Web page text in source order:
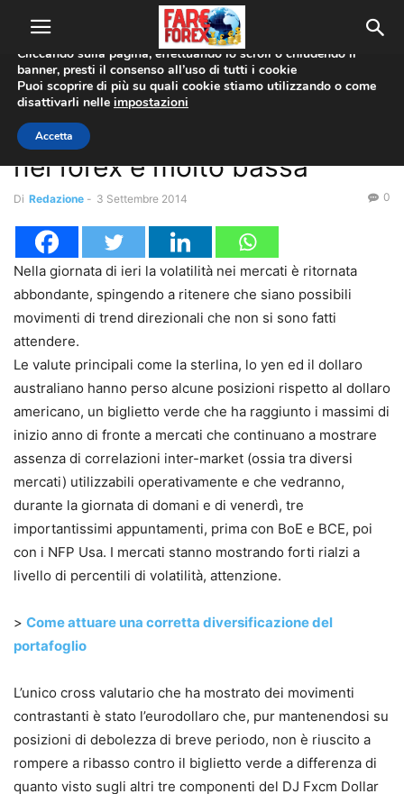
Home Forex News
Forex News
La correlazione intermarket
nel forex è molto bassa
Di Redazione - 3 Settembre 2014 0
Nella giornata di ieri la volatilità nei mercati è ritornata
abbondante, spingendo a ritenere che siano possibili
movimenti di trend direzionali che non si sono fatti
attendere.
Le valute principali come la sterlina, lo yen ed il dollaro
australiano hanno perso alcune posizioni rispetto al dollaro
americano, un biglietto verde che ha raggiunto i massimi di
inizio anno di fronte a mercati che continuano a mostrare
assenza di correlazioni inter-market (ossia tra diversi
mercati) utilizzabili operativamente e che vedranno,
durante la giornata di domani e di venerdì, tre
importantissimi appuntamenti, prima con BoE e BCE, poi
con i NFP Usa. I mercati stanno mostrando forti rialzi a
livello di percentili di volatilità, attenzione.
> Come attuare una corretta diversificazione del
portafoglio
L’unico cross valutario che ha mostrato dei movimenti
contrastanti è stato l’eurodollaro che, pur mantenendosi su
posizioni di debolezza di breve periodo, non è riuscito a
rompere a ribasso contro il biglietto verde a differenza di
quanto visto sugli altri tre componenti del DJ Fxcm Dollar
Utilizziamo i cookie per offrirti la migliore esperienza sul nostro
sito web.
Cliccando sulla pagina, effettuando lo scroll o chiudendo il
banner, presti il consenso all’uso di tutti i cookie
Puoi scoprire di più su quali cookie stiamo utilizzando o come
disattivarli nelle impostazioni
Accetta